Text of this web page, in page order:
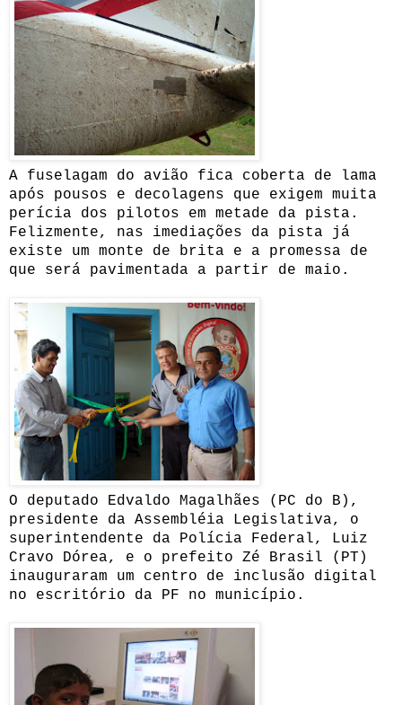
A fuselagam do avião fica coberta de lama
após pousos e decolagens que exigem muita
perícia dos pilotos em metade da pista.
Felizmente, nas imediações da pista já
existe um monte de brita e a promessa de
que será pavimentada a partir de maio.
O deputado Edvaldo Magalhães (PC do B),
presidente da Assembléia Legislativa, o
superintendente da Polícia Federal, Luiz
Cravo Dórea, e o prefeito Zé Brasil (PT)
inauguraram um centro de inclusão digital
no escritório da PF no município.